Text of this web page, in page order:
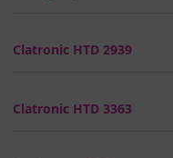
Clatronic HTD 2939
Clatronic HTD 3363